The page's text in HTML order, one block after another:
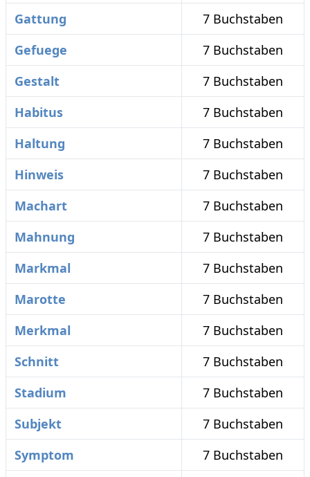
Gattung
7 Buchstaben
Gefuege
7 Buchstaben
Gestalt
7 Buchstaben
Habitus
7 Buchstaben
Haltung
7 Buchstaben
Hinweis
7 Buchstaben
Machart
7 Buchstaben
Mahnung
7 Buchstaben
Markmal
7 Buchstaben
Marotte
7 Buchstaben
Merkmal
7 Buchstaben
Schnitt
7 Buchstaben
Stadium
7 Buchstaben
Subjekt
7 Buchstaben
Symptom
7 Buchstaben